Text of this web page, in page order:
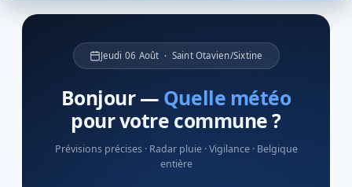
Météo Belge — Prévisions
Jeudi 06 Août · Saint Otavien/Sixtine
Bonjour — Quelle météo
pour votre commune ?
Prévisions précises · Radar pluie · Vigilance · Belgique
entière